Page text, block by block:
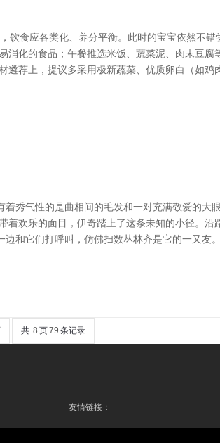
饮食应各类化、养分平衡。此时的宝宝依然不
化的食品；午餐推选米饭、蔬菜泥、肉末豆
荐上，提议多采用极新蔬菜、优质卵白（如
秀气性的是曲相间的毛发和一对充满敬爱的大
欢乐的面目，伊奇踏上了这条未知的小径。
和它们打呼叫，仿佛扫数丛林齐是它的一又友
共 8 页79 条记录
友情链接：